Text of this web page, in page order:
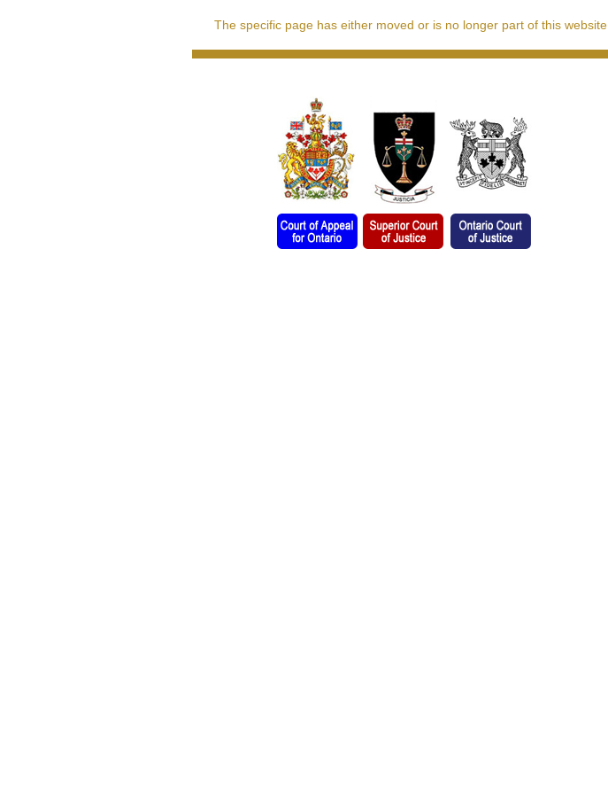
The specific page has either moved or is no longer part of this website.